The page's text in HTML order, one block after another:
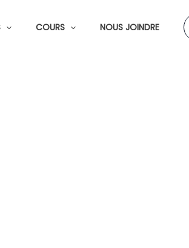
COURS NOUS JOINDRE